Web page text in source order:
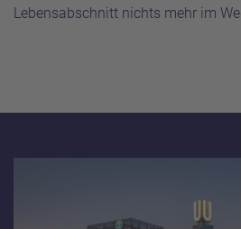
Lebensabschnitt nichts mehr im